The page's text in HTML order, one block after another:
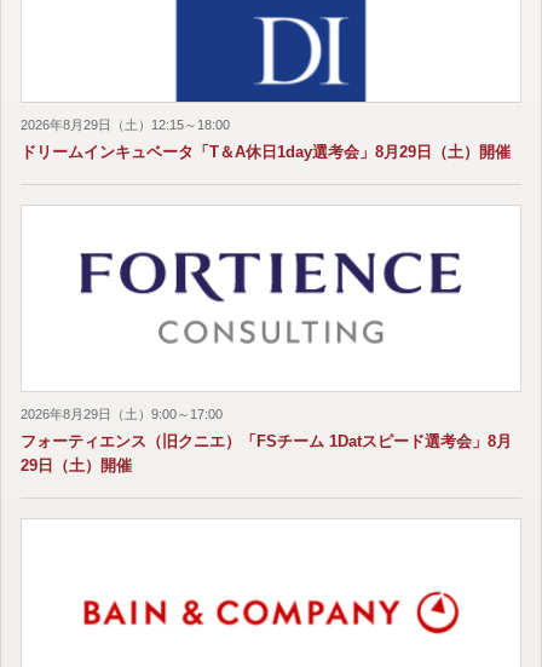
2026年8月29日（土）12:15～18:00
ドリームインキュベータ「T＆A休日1day選考会」8月29日（土）開催
2026年8月29日（土）9:00～17:00
フォーティエンス（旧クニエ）「FSチーム 1Datスピード選考会」8月
29日（土）開催